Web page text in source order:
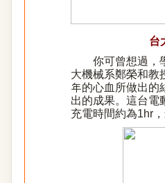
台
你可曾想過，學
大機械系鄭榮和教
年的心血所做出的
出的成果。這台電
充電時間約為1hr